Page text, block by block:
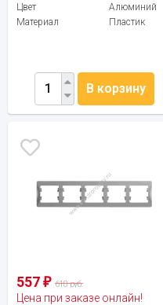
Цвет
Алюминий
Материал
Пластик
В корзину
557 ₽ 618 руб.
Цена при заказе онлайн!